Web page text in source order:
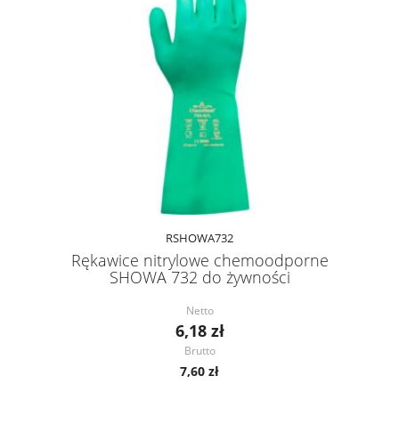
RSHOWA732
Rękawice nitrylowe chemoodporne
SHOWA 732 do żywności
Netto
6,18 zł
Brutto
7,60 zł